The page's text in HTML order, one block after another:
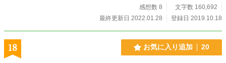
感想数 8
文字数 160,692
最終更新日 2022.01.28
登録日 2019.10.18
18 お気に入り追加 20